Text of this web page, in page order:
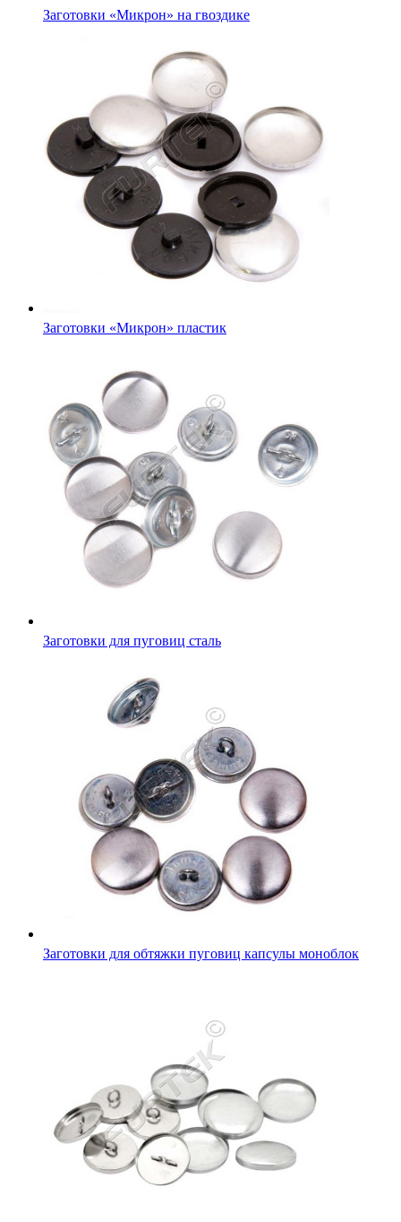
Заготовки «Микрон» на гвоздике
Заготовки «Микрон» пластик
Заготовки для пуговиц сталь
Заготовки для обтяжки пуговиц капсулы моноблок